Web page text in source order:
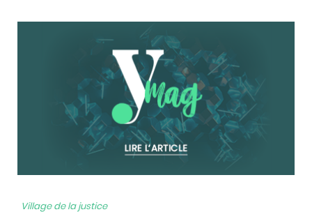
Village de la justice